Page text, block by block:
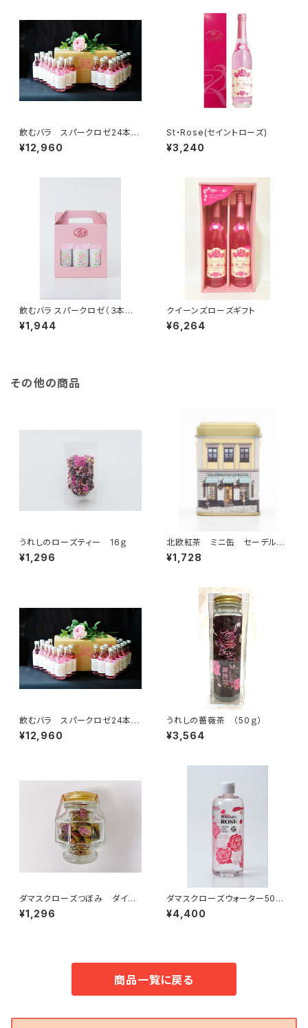
飲むバラ スパークロゼ24本セ
ット
¥12,960
St・Rose(セイントローズ)
¥3,240
飲むバラ スパークロゼ（３本入
り）
¥1,944
クイーンズローズギフト
¥6,264
その他の商品
うれしのローズティー 16ｇ
¥1,296
北欧紅茶 ミニ缶 セーデルブ
レンド 22ｇ
¥1,728
飲むバラ スパークロゼ24本セ
ット
¥12,960
うれしの薔薇茶 （50ｇ）
¥3,564
ダマスクローズつぼみ ダイヤ
モンド瓶
¥1,296
ダマスクローズウォーター500
ml
¥4,400
商品一覧に戻る